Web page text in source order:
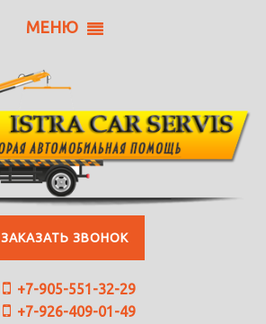
МЕНЮ
ЗАКАЗАТЬ ЗВОНОК
+7-905-551-32-29
+7-926-409-01-49